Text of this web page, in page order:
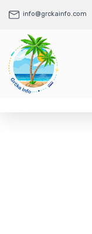
info@grckainfo.com